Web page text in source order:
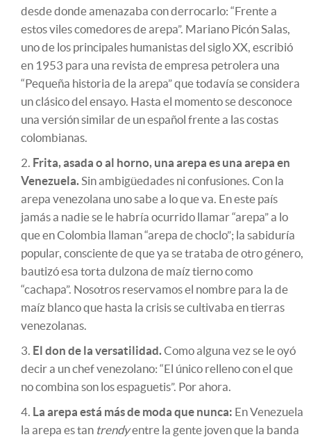
desde donde amenazaba con derrocarlo: “Frente a
estos viles comedores de arepa”. Mariano Picón Salas,
uno de los principales humanistas del siglo XX, escribió
en 1953 para una revista de empresa petrolera una
“Pequeña historia de la arepa” que todavía se considera
un clásico del ensayo. Hasta el momento se desconoce
una versión similar de un español frente a las costas
colombianas.
Frita, asada o al horno, una arepa es una arepa en
Venezuela. Sin ambigüedades ni confusiones. Con la
arepa venezolana uno sabe a lo que va. En este país
jamás a nadie se le habría ocurrido llamar “arepa” a lo
que en Colombia llaman “arepa de choclo”; la sabiduría
popular, consciente de que ya se trataba de otro género,
bautizó esa torta dulzona de maíz tierno como
“cachapa”. Nosotros reservamos el nombre para la de
maíz blanco que hasta la crisis se cultivaba en tierras
venezolanas.
El don de la versatilidad. Como alguna vez se le oyó
decir a un chef venezolano: “El único relleno con el que
no combina son los espaguetis”. Por ahora.
La arepa está más de moda que nunca: En Venezuela
la arepa es tan trendyentre la gente joven que la banda